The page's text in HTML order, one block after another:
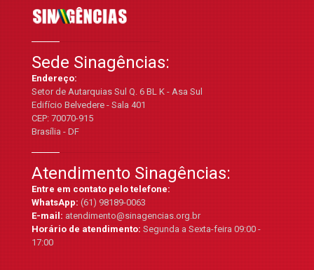
Sede Sinagências:
Endereço:
Setor de Autarquias Sul Q. 6 BL K - Asa Sul
Edifício Belvedere - Sala 401
CEP: 70070-915
Brasília - DF
Atendimento Sinagências:
Entre em contato pelo telefone:
WhatsApp:(61) 98189-0063
E-mail:atendimento@sinagencias.org.br
Horário de atendimento:Segunda a Sexta-feira 09:00 -
17:00